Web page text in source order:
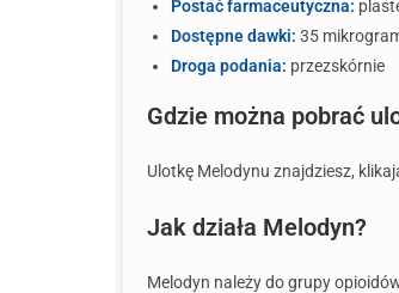
Postać farmaceutyczna:
Dostępne dawki: 35
Droga podania: przezskórnie
Gdzie można pobrać
Ulotkę Melodynu znajdziesz,
Jak działa Melodyn?
Melodyn należy do grupy